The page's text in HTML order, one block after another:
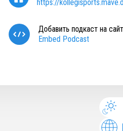
https://
Добавить подкаст на сайт
Embed Podcast